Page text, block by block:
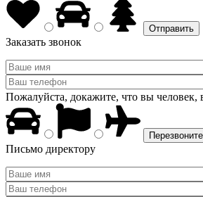
Заказать звонок
Пожалуйста, докажите, что вы человек,
Письмо директору